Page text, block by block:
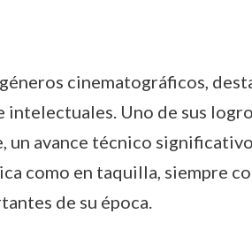
cinematográficos,
Uno de sus
un avance técnico
como en taquilla, siempre
de su época.